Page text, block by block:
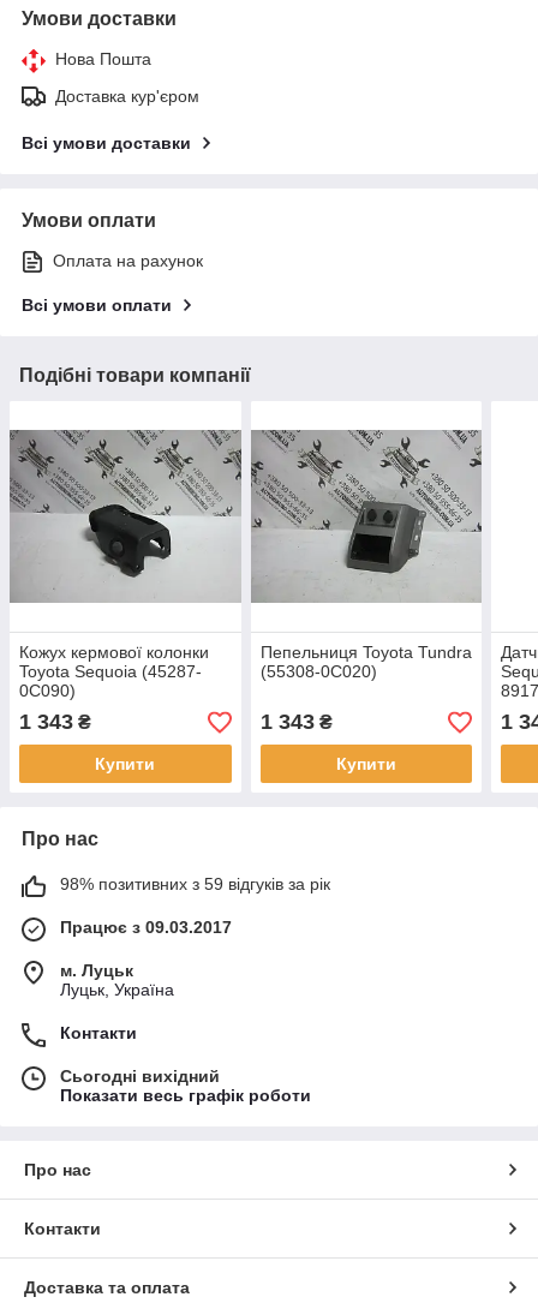
Умови доставки
Нова Пошта
Доставка кур'єром
Всі умови доставки
Умови оплати
Оплата на рахунок
Всі умови оплати
Подібні товари компанії
Кожух кермової колонки
Toyota Sequoia (45287-
0C090)
1 343 ₴
Купити
Пепельниця Toyota Tundra
(55308-0C020)
1 343₴
Купити
1
Про нас
98% позитивних з 59 відгуків за рік
Працює з 09.03.2017
м. Луцьк
Луцьк, Україна
Контакти
Сьогодні вихідний
Показати весь графік роботи
Про нас
Контакти
Доставка та оплата